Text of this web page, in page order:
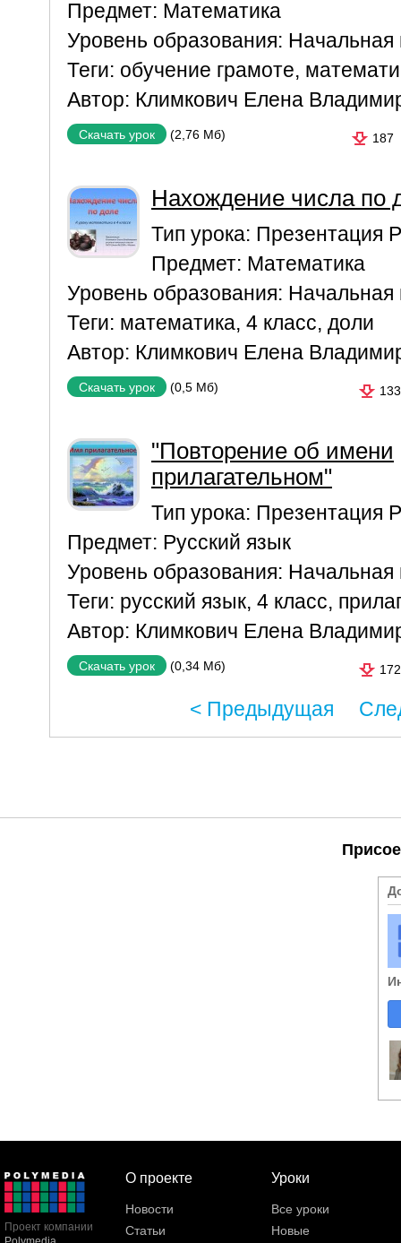
Предмет: Математика
Уровень образования: Начальная
Теги: обучение грамоте,
Автор: Климкович Елена
Скачать урок (2,76 Мб) 187
Нахождение числа по
Тип урока: Презентация
Предмет: Математика
Уровень образования: Начальная
Теги: математика, 4 класс, доли
Автор: Климкович Елена
Скачать урок (0,5 Мб) 133
"Повторение об имени
прилагательном"
Тип урока: Презентация
Предмет: Русский язык
Уровень образования: Начальная
Теги: русский язык, 4 класс,
Автор: Климкович Елена
Скачать урок (0,34 Мб) 172
< Предыдущая
Проект компании
О проекте
Новости
Статьи
Уроки
Все уроки
Новые